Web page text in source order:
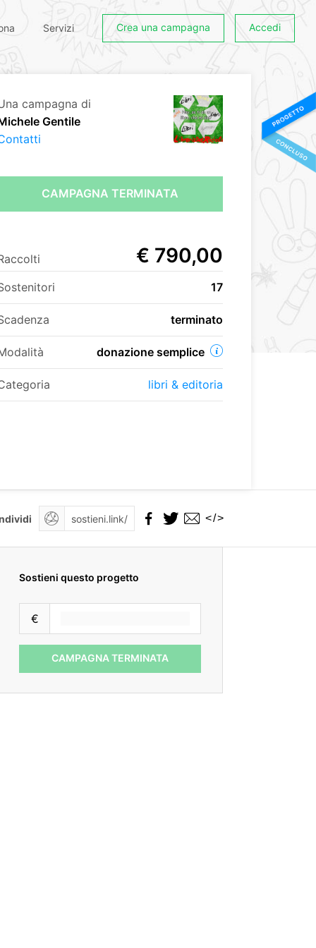
Servizi Crea una campagna Accedi
campagna di
Gentile
CAMPAGNA TERMINATA
€ 790,00
17
terminato
donazione semplice
libri & editoria
</>
Sostieni questo progetto
€
CAMPAGNA TERMINATA